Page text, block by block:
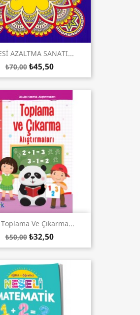
AZALTMA SANATI...
₺70,00 ₺45,50
Ve Çıkarma...
₺50,00 ₺32,50